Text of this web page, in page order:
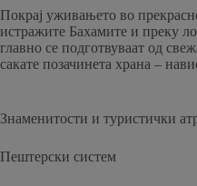
Покрај уживањето во
истражите Бахамите и преку
главно се подготвуваат од
сакате позачинета храна –
Знаменитости и туристички
Пештерски систем